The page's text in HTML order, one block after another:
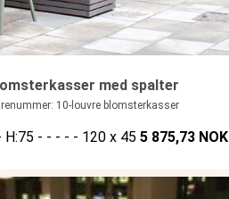
med spalter
10-louvre blomsterkasser
H:75 - - - - - 120 x 45 5 875,73 NOK